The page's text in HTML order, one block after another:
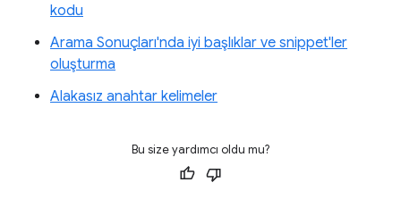
kodu
Arama Sonuçları'nda iyi başlıklar ve snippet'ler
oluşturma
Alakasız anahtar kelimeler
Bu size yardımcı oldu mu?